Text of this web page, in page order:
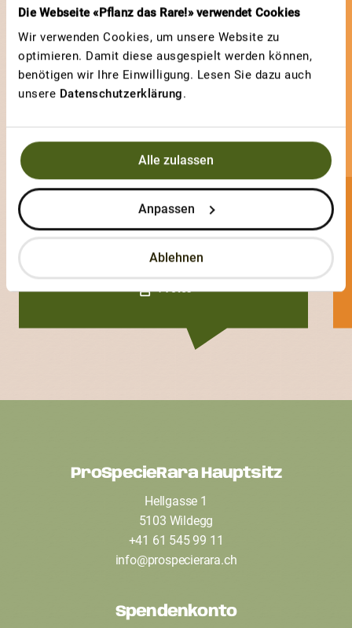
Die Webseite «Pflanz das Rare!» verwendet Cookies
Wir verwenden Cookies, um unsere Website zu
optimieren. Damit diese ausgespielt werden können,
benötigen wir Ihre Einwilligung. Lesen Sie dazu auch
unsere Datenschutzerklärung.
Alle zulassen
Anpassen
Ablehnen
Naor
4 Votes
ProSpecieRara Hauptsitz
Hellgasse 1
5103 Wildegg
+41 61 545 99 11
info@prospecierara.ch
Spendenkonto